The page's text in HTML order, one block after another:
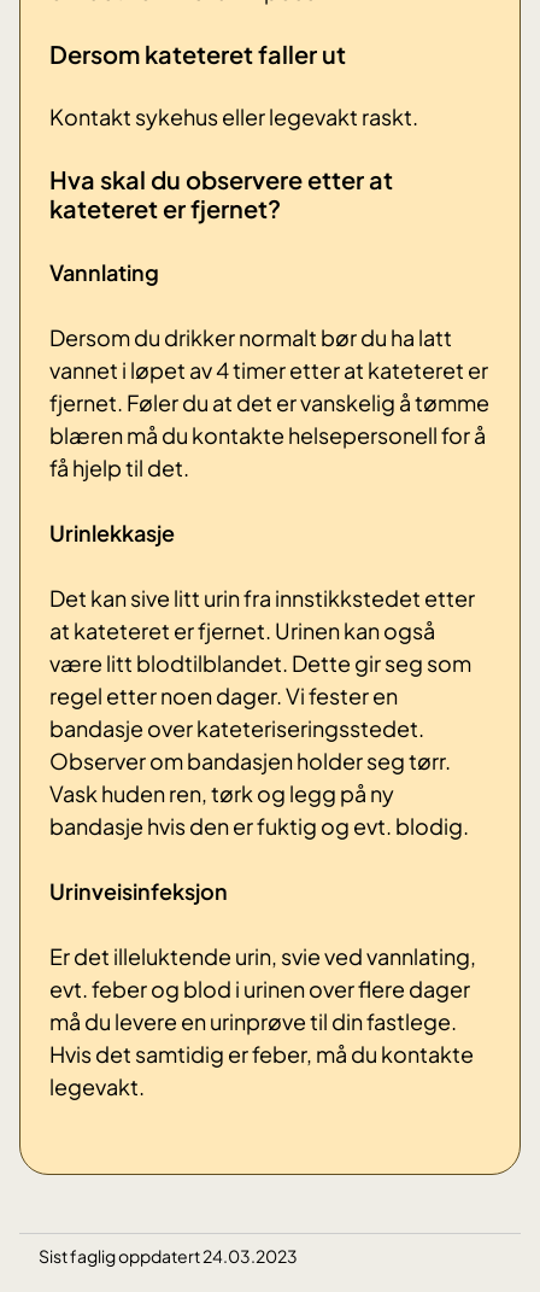
Dersom kateteret faller ut
Kontakt sykehus eller legevakt raskt.
Hva skal du observere etter at
kateteret er fjernet?
Vannlating
Dersom du drikker normalt bør du ha latt
vannet i løpet av 4 timer etter at kateteret er
fjernet. Føler du at det er vanskelig å tømme
blæren må du kontakte helsepersonell for å
få hjelp til det.
Urinlekkasje
Det kan sive litt urin fra innstikkstedet etter
at kateteret er fjernet. Urinen kan også
være litt blodtilblandet. Dette gir seg som
regel etter noen dager. Vi fester en
bandasje over kateteriseringsstedet.
Observer om bandasjen holder seg tørr.
Vask huden ren, tørk og legg på ny
bandasje hvis den er fuktig og evt. blodig.
Urinveisinfeksjon
Er det illeluktende urin, svie ved vannlating,
evt. feber og blod i urinen over flere dager
må du levere en urinprøve til din fastlege.
Hvis det samtidig er feber, må du kontakte
legevakt.
Sist faglig oppdatert 24.03.2023